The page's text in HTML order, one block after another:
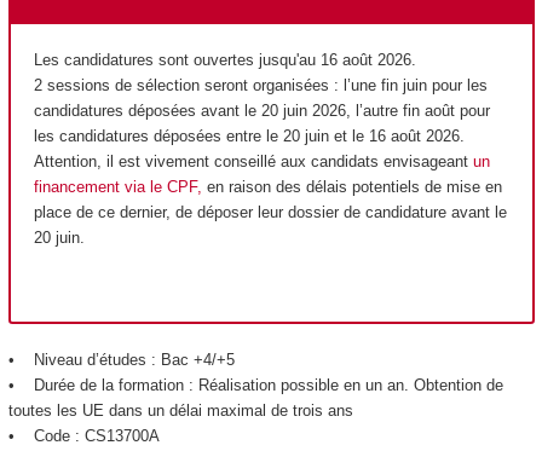
Les candidatures sont ouvertes jusqu'au 16 août 2026.
2 sessions de sélection seront organisées : l’une fin juin pour les
candidatures déposées avant le 20 juin 2026, l’autre fin août pour
les candidatures déposées entre le 20 juin et le 16 août 2026.
Attention, il est vivement conseillé aux candidats envisageant un
financement via le CPF, en raison des délais potentiels de mise en
place de ce dernier, de déposer leur dossier de candidature avant le
20 juin.
• Niveau d’études : Bac +4/+5
• Durée de la formation : Réalisation possible en un an. Obtention de
toutes les UE dans un délai maximal de trois ans
• Code : CS13700A